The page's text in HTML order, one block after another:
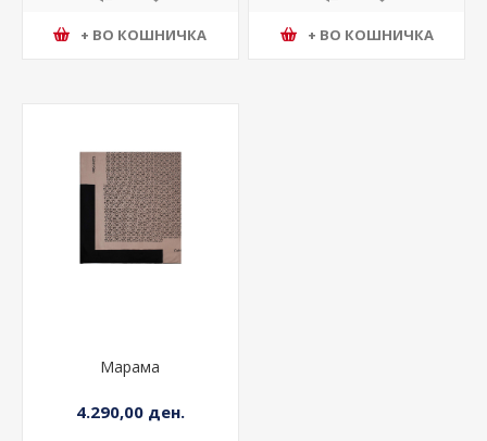
+ ВО КОШНИЧКА + ВО КОШНИЧКА
Марама
4.290,00 ден.